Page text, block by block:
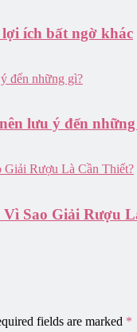
ích bất ngờ khác
lưu ý đến
Sao Giải Rượu
fields are marked *